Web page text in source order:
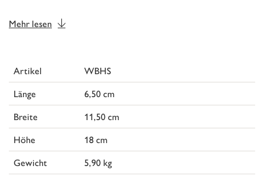
Mehr lesen
Artikel
WBHS
Länge
6,50 cm
Breite
11,50 cm
Höhe
18 cm
Gewicht
5,90 kg